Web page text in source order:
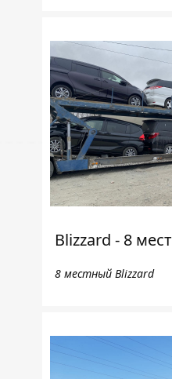
Blizzard - 8 мест
8 местный Blizzard